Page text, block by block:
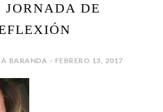
JORNADA DE
BARANDA - FEBRERO 13, 2017